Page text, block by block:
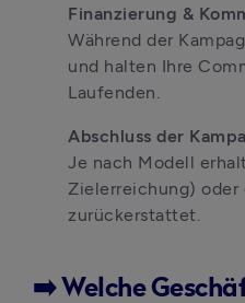
Finanzierung &
Während der
und halten Ihre
Laufenden.
Abschluss der
Je nach Modell
Zielerreichung) oder
zurückerstattet.
➡️ Welche